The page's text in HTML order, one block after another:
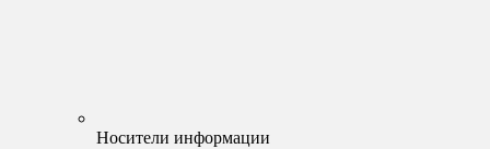
Носители информации